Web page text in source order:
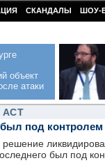
СКАНДАЛЫ ШОУ-
объект
атаки
АСТ
под контролем
был под